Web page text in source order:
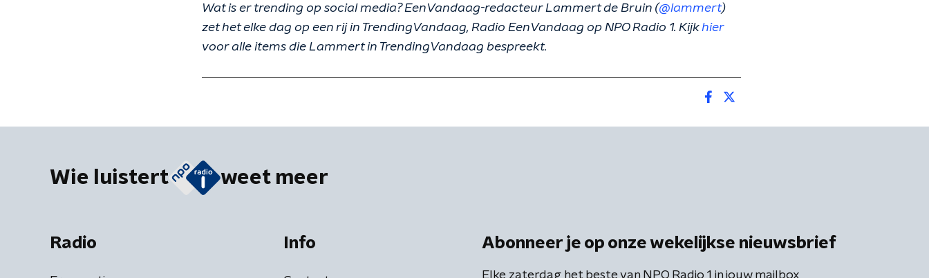
Wat is er trending op social media? EenVandaag-redacteur Lammert de Bruin (@lammert)
zet het elke dag op een rij in TrendingVandaag, Radio EenVandaag op NPO Radio 1. Kijkhier
voor alle items die Lammert in TrendingVandaag bespreekt.
Wie luistert weet meer
Radio Info Abonneer je op onze wekelijkse nieuwsbrief
Elke zaterdag het beste van NPO Radio 1 in jouw mailbox